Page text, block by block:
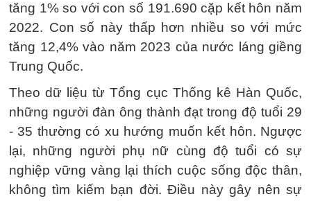
tăng 1% so với con số 191.690 cặp kết hôn năm
2022. Con số này thấp hơn nhiều so với mức
tăng 12,4% vào năm 2023 của nước láng giềng
Trung Quốc.
Theo dữ liệu từ Tổng cục Thống kê Hàn Quốc,
những người đàn ông thành đạt trong độ tuổi 29
- 35 thường có xu hướng muốn kết hôn. Ngược
lại, những người phụ nữ cùng độ tuổi có sự
nghiệp vững vàng lại thích cuộc sống độc thân,
không tìm kiếm bạn đời. Điều này gây nên sự